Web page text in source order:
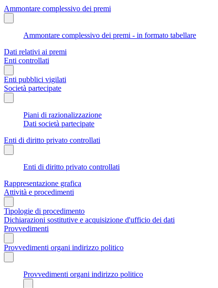
Ammontare complessivo dei premi
Ammontare complessivo dei premi - in formato tabellare
Dati relativi ai premi
Enti controllati
Enti pubblici vigilati
Società partecipate
Piani di razionalizzazione
Dati società partecipate
Enti di diritto privato controllati
Enti di diritto privato controllati
Rappresentazione grafica
Attività e procedimenti
Tipologie di procedimento
Dichiarazioni sostitutive e acquisizione d'ufficio dei dati
Provvedimenti
Provvedimenti organi indirizzo politico
Provvedimenti organi indirizzo politico